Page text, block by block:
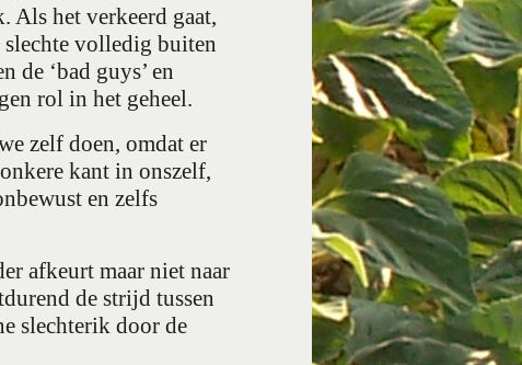
Als het verkeerd gaat,
slechte volledig buiten
de ‘bad guys’ en
rol in het geheel.
zelf doen, omdat er
kant in onszelf,
en zelfs
afkeurt maar niet naar
de strijd tussen
slechterik door de